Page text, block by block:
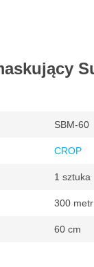
SBM-60
CROP
1 sztuka
300 metr
60 cm